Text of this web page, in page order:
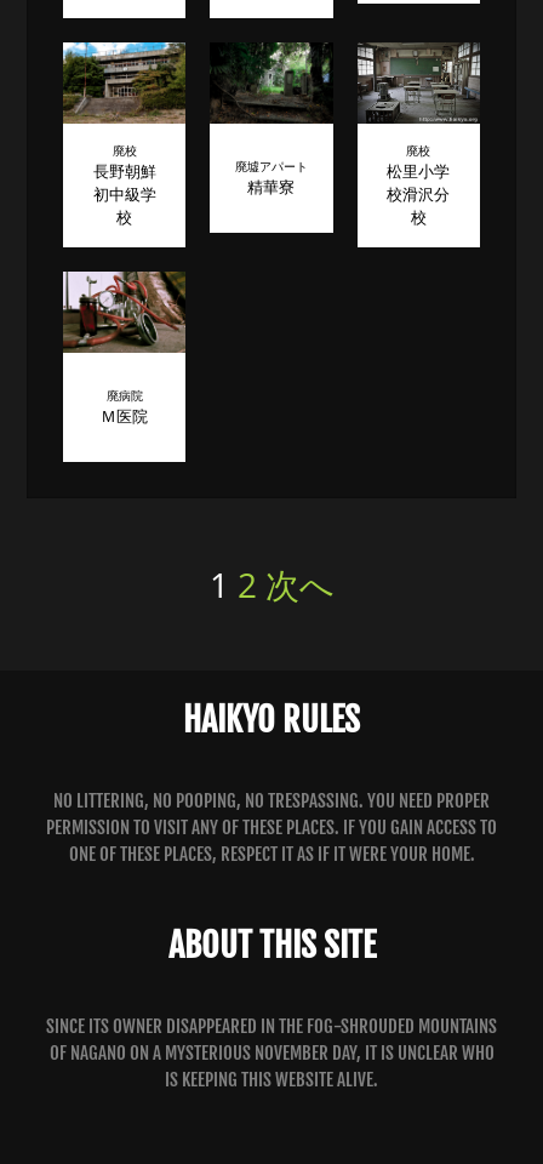
廃校
長野朝鮮
初中級学
校
廃墟アパート
精華寮
廃校
松里小学
校滑沢分
校
廃病院
Ｍ医院
1 2 次へ
HAIKYO RULES
NO LITTERING, NO POOPING, NO TRESPASSING. YOU NEED PROPER
PERMISSION TO VISIT ANY OF THESE PLACES. IF YOU GAIN ACCESS TO
ONE OF THESE PLACES, RESPECT IT AS IF IT WERE YOUR HOME.
ABOUT THIS SITE
SINCE ITS OWNER DISAPPEARED IN THE FOG-SHROUDED MOUNTAINS
OF NAGANO ON A MYSTERIOUS NOVEMBER DAY, IT IS UNCLEAR WHO
IS KEEPING THIS WEBSITE ALIVE.